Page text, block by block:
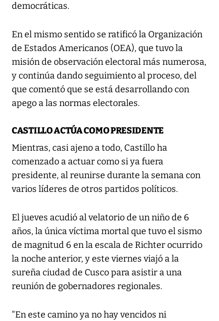
democráticas.
En el mismo sentido se ratificó la Organización
de Estados Americanos (OEA), que tuvo la
misión de observación electoral más numerosa,
y continúa dando seguimiento al proceso, del
que comentó que se está desarrollando con
apego a las normas electorales.
CASTILLO ACTÚA COMO PRESIDENTE
Mientras, casi ajeno a todo, Castillo ha
comenzado a actuar como si ya fuera
presidente, al reunirse durante la semana con
varios líderes de otros partidos políticos.
El jueves acudió al velatorio de un niño de 6
años, la única víctima mortal que tuvo el sismo
de magnitud 6 en la escala de Richter ocurrido
la noche anterior, y este viernes viajó a la
sureña ciudad de Cusco para asistir a una
reunión de gobernadores regionales.
"En este camino ya no hay vencidos ni